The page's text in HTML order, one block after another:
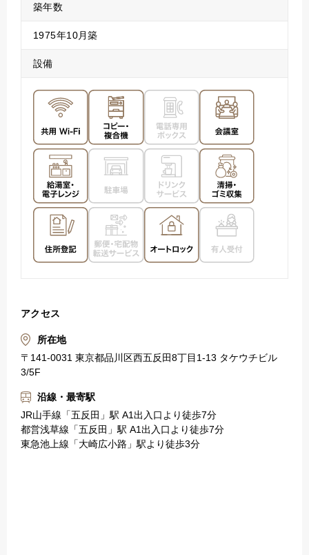
築年数
1975年10月築
設備
アクセス
所在地
〒141-0031 東京都品川区西五反田8丁目1-13 タケウチビル
3/5F
沿線・最寄駅
JR山手線「五反田」駅 A1出入口より徒歩7分
都営浅草線「五反田」駅 A1出入口より徒歩7分
東急池上線「大崎広小路」駅より徒歩3分